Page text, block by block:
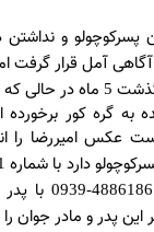
پسرکوچولو و
آمل قرار گرفت
گذشت 5 ماه در حالی
به گره کور برخورده
عکس امیررضا را
دارد با شماره
4886186-0939
با
پدر و مادر جوان را